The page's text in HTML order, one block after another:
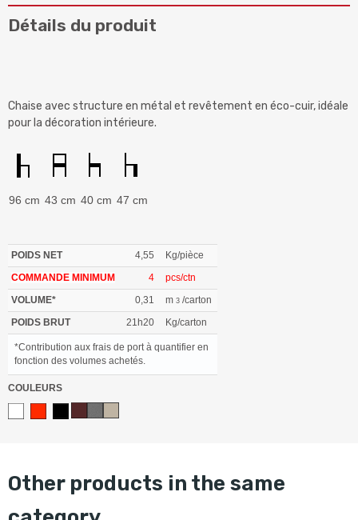
Détails du produit
Chaise avec structure en métal et revêtement en éco-cuir, idéale
pour la décoration intérieure.
96 cm 43 cm 40 cm 47 cm
*Contribution aux frais de port à quantifier en
fonction des volumes achetés.
POIDS NET 4,55
Kg/pièce
COMMANDE MINIMUM
4
pcs/ctn
VOLUME*
0,31 m 3 /carton
POIDS BRUT
21h20 Kg/carton
COULEURS
other products in the same